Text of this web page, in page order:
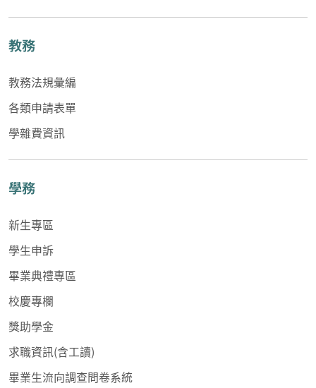
教務
教務法規彙編
各類申請表單
學雜費資訊
學務
新生專區
學生申訴
畢業典禮專區
校慶專欄
獎助學金
求職資訊(含工讀)
畢業生流向調查問卷系統